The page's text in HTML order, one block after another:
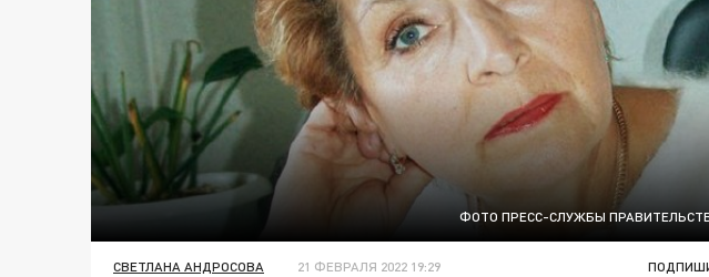
ФОТО ПРЕСС-СЛУЖБЫ
СВЕТЛАНА АНДРОСОВА 21 ФЕВРАЛЯ 2022 19:29